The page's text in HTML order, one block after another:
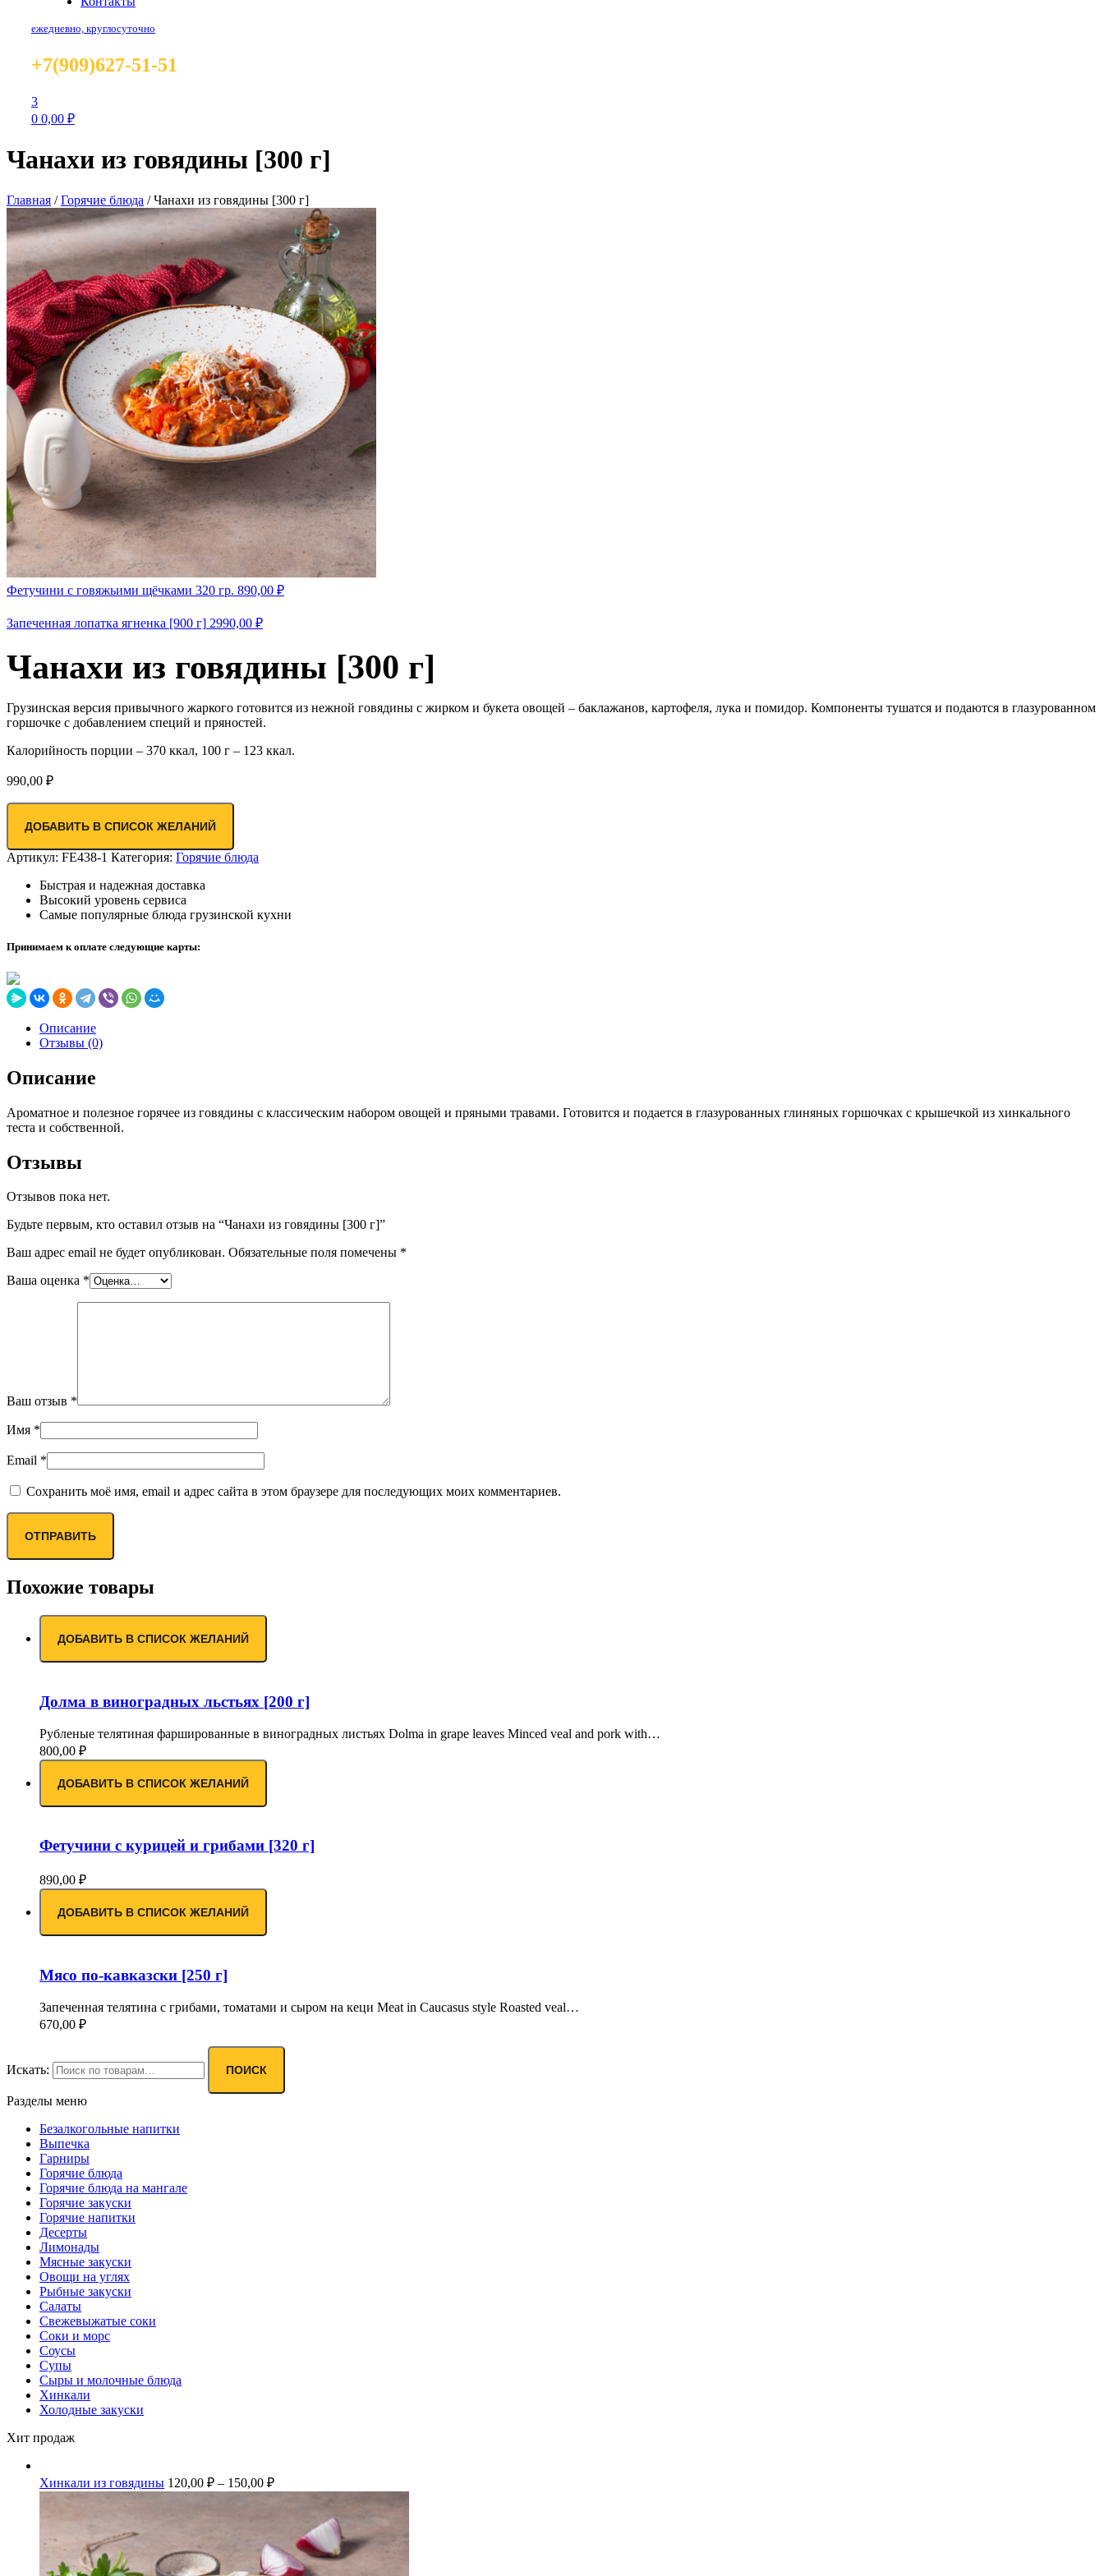
ежедневно, круглосуточно
+7(909)627-51-51
3
0 0,00 ₽
Чанахи из говядины [300 г]
Главная /Горячие блюда /Чанахи из говядины [300 г]
Фетучини с говяжьими щёчками 320 гр. 890,00 ₽
Запеченная лопатка ягненка [900 г] 2990,00 ₽
Чанахи из говядины [300 г]
Грузинская версия привычного жаркого готовится из нежной говядины с жирком и букета овощей – баклажанов, картофеля, лука и помидор. Компоненты тушатся и подаются в глазурованном
горшочке с добавлением специй и пряностей.
Калорийность порции – 370 ккал, 100 г – 123 ккал.
990,00 ₽
ДОБАВИТЬ В СПИСОК ЖЕЛАНИЙ
Артикул: FE438-1 Категория: Горячие блюда
Быстрая и надежная доставка
Высокий уровень сервиса
Самые популярные блюда грузинской кухни
Принимаем к оплате следующие карты:
Описание
Отзывы (0)
Описание
Ароматное и полезное горячее из говядины с классическим набором овощей и пряными травами. Готовится и подается в глазурованных глиняных горшочках с крышечкой из хинкального
теста и собственной.
Отзывы
Отзывов пока нет.
Будьте первым, кто оставил отзыв на “Чанахи из говядины [300 г]”
Ваш адрес email не будет опубликован. Обязательные поля помечены *
Ваша оценка *
Ваш отзыв *
Имя *
Email *
Сохранить моё имя, email и адрес сайта в этом браузере для последующих моих комментариев.
Похожие товары
ДОБАВИТЬ В СПИСОК ЖЕЛАНИЙ
Долма в виноградных льстьях [200 г]
Рубленые телятиная фаршированные в виноградных листьях Dolma in grape leaves Minced veal and pork with…
800,00 ₽
ДОБАВИТЬ В СПИСОК ЖЕЛАНИЙ
Фетучини с курицей и грибами [320 г]
890,00 ₽
ДОБАВИТЬ В СПИСОК ЖЕЛАНИЙ
Мясо по-кавказски [250 г]
Запеченная телятина с грибами, томатами и сыром на кеци Meat in Caucasus style Roasted veal…
670,00 ₽
Искать: ПОИСК
Разделы меню
Безалкогольные напитки
Выпечка
Гарниры
Горячие блюда
Горячие блюда на мангале
Горячие закуски
Горячие напитки
Десерты
Лимонады
Мясные закуски
Овощи на углях
Рыбные закуски
Салаты
Свежевыжатые соки
Соки и морс
Соусы
Супы
Сыры и молочные блюда
Хинкали
Холодные закуски
Хит продаж
Хинкали из говядины 120,00 ₽ – 150,00 ₽